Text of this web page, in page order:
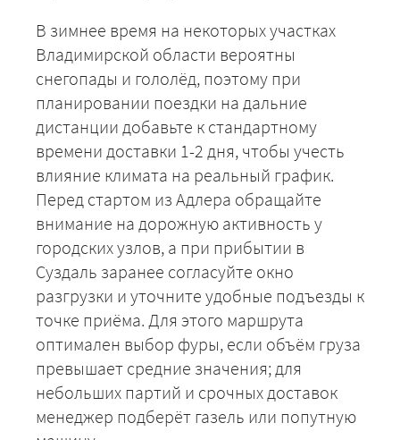
В зимнее время на некоторых участках
Владимирской области вероятны
снегопады и гололёд, поэтому при
планировании поездки на дальние
дистанции добавьте к стандартному
времени доставки 1-2 дня, чтобы учесть
влияние климата на реальный график.
Перед стартом из Адлера обращайте
внимание на дорожную активность у
городских узлов, а при прибытии в
Суздаль заранее согласуйте окно
разгрузки и уточните удобные подъезды к
точке приёма. Для этого маршрута
оптимален выбор фуры, если объём груза
превышает средние значения; для
небольших партий и срочных доставок
менеджер подберёт газель или попутную
+7 (499) 520-05-23